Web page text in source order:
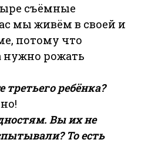
съёмные
мы живём в своей и
потому что
нужно рожать
ребёнка?
Вы их не
То есть